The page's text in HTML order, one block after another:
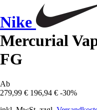
Nike
Mercurial
FG
Ab
279,99 € 196,94 € -30%